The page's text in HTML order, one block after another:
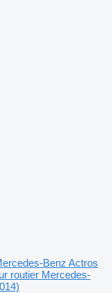
Benz Actros
routier Mercedes-